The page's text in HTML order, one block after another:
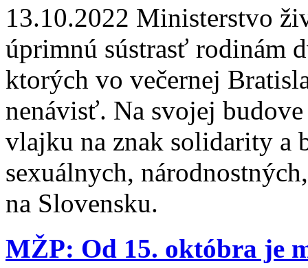
13.10.2022 Ministerstvo
úprimnú sústrasť rodinám
ktorých vo večernej
nenávisť. Na svojej
vlajku na znak solidarity a
sexuálnych,
na Slovensku.
MŽP: Od 15. októbra je